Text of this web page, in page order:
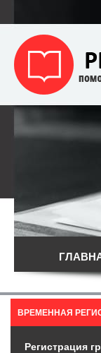
ВРЕМЕННАЯ
Регистрация